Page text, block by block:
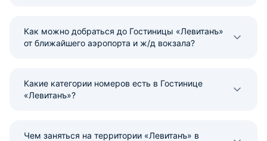
Как можно добраться до Гостиницы «Левитанъ»
от ближайшего аэропорта и ж/д вокзала?
Какие категории номеров есть в Гостинице
«Левитанъ»?
Чем заняться на территории «Левитанъ» в